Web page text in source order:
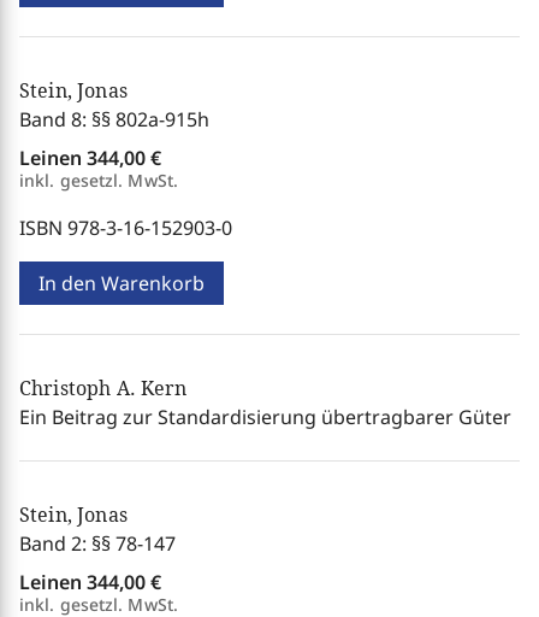
Stein, Jonas
Band 8: §§ 802a-915h
Leinen 344,00 €
inkl. gesetzl. MwSt.
ISBN 978-3-16-152903-0
In den Warenkorb
Christoph A. Kern
Ein Beitrag zur Standardisierung übertragbarer Güter
Stein, Jonas
Band 2: §§ 78-147
Leinen 344,00 €
inkl. gesetzl. MwSt.